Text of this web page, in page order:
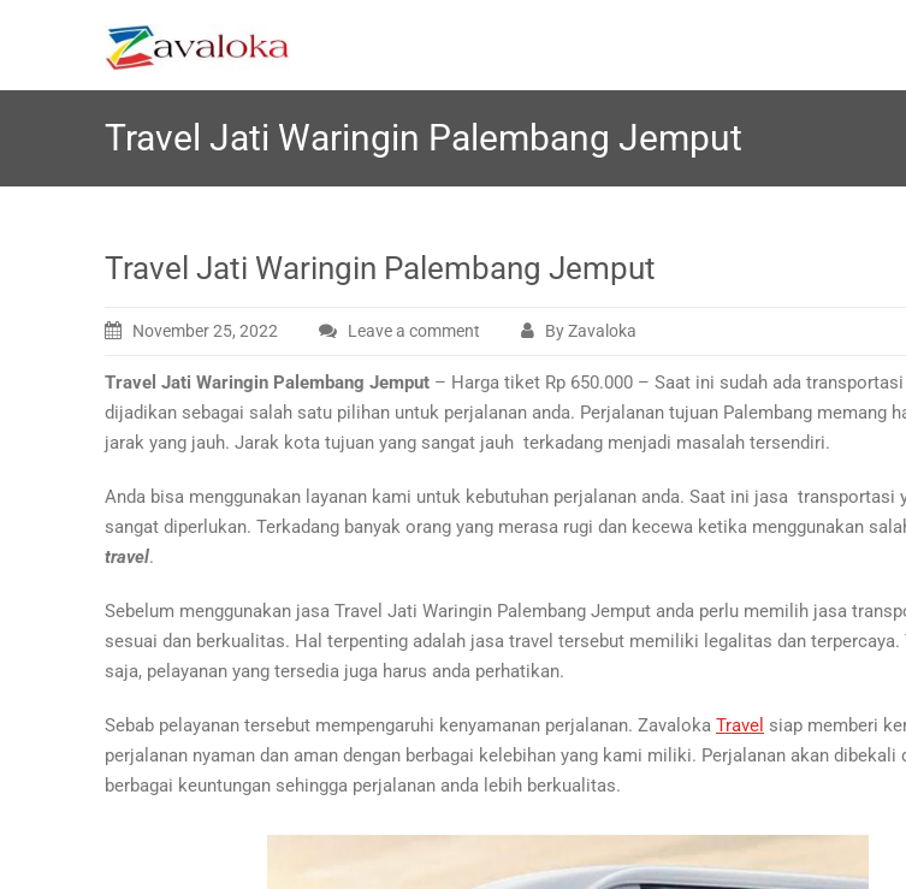
Travel Jati Waringin Palembang Jemput
Travel Jati Waringin Palembang Jemput
November 25, 2022 Leave a comment By Zavaloka
Travel Jati Waringin Palembang Jemput – Harga tiket Rp 650.000 – Saat ini sudah ada
dijadikan sebagai salah satu pilihan untuk perjalanan anda. Perjalanan tujuan Palembang memang
jarak yang jauh. Jarak kota tujuan yang sangat jauh terkadang menjadi masalah tersendiri.
Anda bisa menggunakan layanan kami untuk kebutuhan perjalanan anda. Saat ini jasa transportasi
sangat diperlukan. Terkadang banyak orang yang merasa rugi dan kecewa ketika menggunakan
travel.
Sebelum menggunakan jasa Travel Jati Waringin Palembang Jemput anda perlu memilih jasa
sesuai dan berkualitas. Hal terpenting adalah jasa travel tersebut memiliki legalitas dan terpercaya.
saja, pelayanan yang tersedia juga harus anda perhatikan.
Sebab pelayanan tersebut mempengaruhi kenyamanan perjalanan. Zavaloka Travel siap memberi
perjalanan nyaman dan aman dengan berbagai kelebihan yang kami miliki. Perjalanan akan dibekali
berbagai keuntungan sehingga perjalanan anda lebih berkualitas.